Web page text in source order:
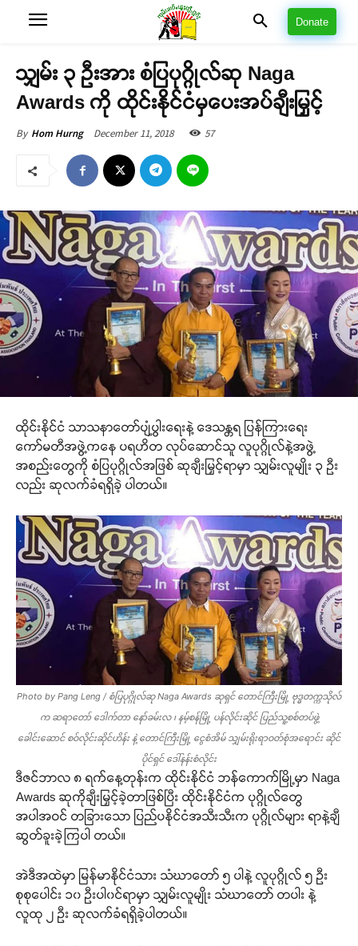
Donate
သျှမ်း ၃ ဦးအား စံပြပုဂ္ဂိုလ်ဆု Naga
Awards ကို ထိုင်းနိုင်ငံမှပေးအပ်ချီးမြှင့်
By Hom Hurng December 11, 2018 57
ထိုင်းနိုင်ငံ သာသနာတော်ပျံ့ပွါးရေးနဲ့ ဒေသန္တရ ပြန်ကြားရေး
ကော်မတီအဖွဲ့ကနေ ပရဟိတ လုပ်ဆောင်သူ လူပုဂ္ဂိုလ်နဲ့အဖွဲ့
အစည်းတွေကို စံပြပုဂ္ဂိုလ်အဖြစ် ဆုချီးမြှင့်ရာမှာ သျှမ်းလူမျိုး ၃ ဦး
လည်း ဆုလက်ခံရရှိခဲ့ ပါတယ်။
Photo by Pang Leng / စံပြပုဂ္ဂိုလ်ဆု Naga Awards ဆုရှင် တောင်ကြီးမြို့ ဗုဒ္ဓတက္ကသိုလ်
က ဆရာတော် ဒေါက်တာ နော်ခမ်းလ ၊ နမ့်စန်မြို့ ပန်လိုင်းဆိုင် ပြည်သူ့စစ်တပ်ဖွဲ့
ခေါင်းဆောင် စဝ်လိုင်းဆိုင်ဟိန်း နဲ့ တောင်ကြီးမြို့ ငွေစံအိမ် သျှမ်းရိုးရာဝတ်စုံအရောင်း ဆိုင်
ပိုင်ရှင် ဒေါ်နန်းစံလိုင်း
ဒီဇင်ဘာလ ၈ ရက်နေ့တုန်းက ထိုင်းနိုင်ငံ ဘန်ကောက်မြို့မှာ Naga
Awards ဆုကိုချီးမြှင့်ခဲ့တာဖြစ်ပြီး ထိုင်းနိုင်ငံက ပုဂ္ဂိုလ်တွေ
အပါအဝင် တခြားသော ပြည်ပနိုင်ငံအသီးသီးက ပုဂ္ဂိုလ်များ ရာနဲ့ချီ
ဆွတ်ခူးခဲ့ကြပါ တယ်။
အဲဒီအထဲမှာ မြန်မာနိုင်ငံသား သံဃာတော် ၅ ပါနဲ့ လူပုဂ္ဂိုလ် ၅ ဦး
စုစုပေါင်း ၁၀ ဦးပါ၀င်ရာမှာ သျှမ်းလူမျိုး သံဃာတော် တပါး နဲ့
လူထု ၂ ဦး ဆုလက်ခံရရှိခဲ့ပါတယ်။